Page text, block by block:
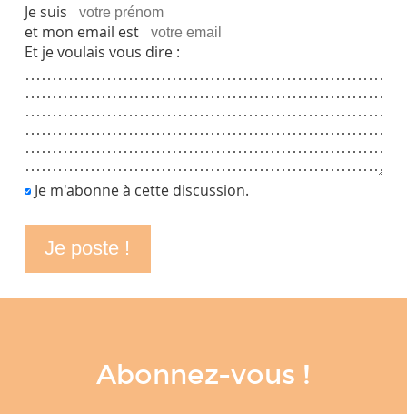
Je suis
et mon email est
Et je voulais vous dire :
Je m'abonne à cette discussion.
Abonnez-vous !